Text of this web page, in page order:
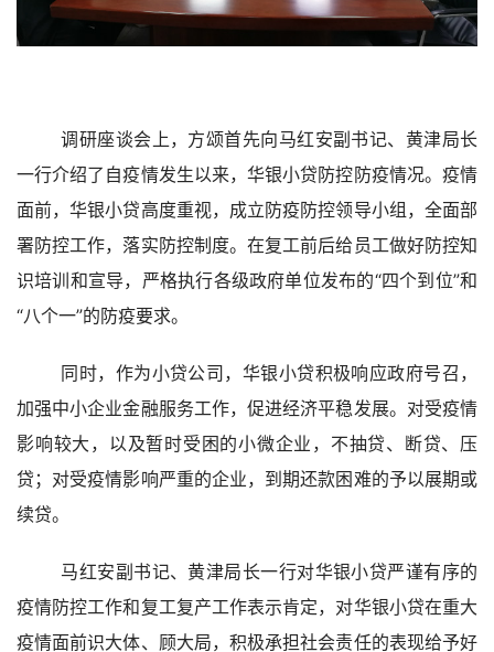
调研座谈会上，方颂首先向马红安副书记、黄津局长
一行介绍了自疫情发生以来，华银小贷防控防疫情况。疫情
面前，华银小贷高度重视，成立防疫防控领导小组，全面部
署防控工作，落实防控制度。在复工前后给员工做好防控知
识培训和宣导，严格执行各级政府单位发布的“四个到位”和
“八个一”的防疫要求。
同时，作为小贷公司，华银小贷积极响应政府号召，
加强中小企业金融服务工作，促进经济平稳发展。对受疫情
影响较大，以及暂时受困的小微企业，不抽贷、断贷、压
贷；对受疫情影响严重的企业，到期还款困难的予以展期或
续贷。
马红安副书记、黄津局长一行对华银小贷严谨有序的
疫情防控工作和复工复产工作表示肯定，对华银小贷在重大
疫情面前识大体、顾大局，积极承担社会责任的表现给予好